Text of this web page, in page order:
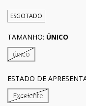
ESGOTADO
TAMANHO: ÚNICO
único
ESTADO DE
Excelente